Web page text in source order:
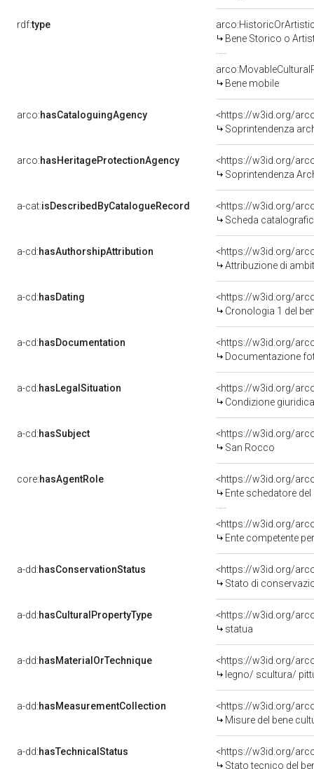
rdf:type
Bene Storico o
Bene mobile
arco:hasCataloguingAgency
<https://w3id.org/
Soprintendenza
arco:hasHeritageProtectionAgency
<https://w3id.org/
Soprintendenza
a-cat:isDescribedByCatalogueRecord
<https://w3id.org/
Scheda
a-cd:hasAuthorshipAttribution
<https://w3id.org/
Attribuzione di
a-cd:hasDating
<https://w3id.org/
Cronologia 1 del
a-cd:hasDocumentation
Documentazione
a-cd:hasLegalSituation
Condizione
a-cd:hasSubject
<https://w3id.org/
San Rocco
core:hasAgentRole
<https://w3id.org/
Ente schedatore del bene
<https://w3id.org/
Ente competente per
a-dd:hasConservationStatus
<https://w3id.org/
Stato di
a-dd:hasCulturalPropertyType
<https://w3id.org/
statua
a-dd:hasMaterialOrTechnique
<https://w3id.org/
legno/ scultura/
a-dd:hasMeasurementCollection
<https://w3id.org/
Misure del bene
a-dd:hasTechnicalStatus
<https://w3id.org/
Stato tecnico del